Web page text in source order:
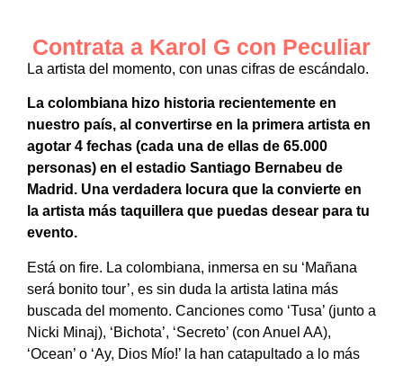
Contrata a Karol G con Peculiar
La artista del momento, con unas cifras de escándalo.
La colombiana hizo historia recientemente en
nuestro país, al convertirse en la primera artista en
agotar 4 fechas (cada una de ellas de 65.000
personas) en el estadio Santiago Bernabeu de
Madrid. Una verdadera locura que la convierte en
la artista más taquillera que puedas desear para tu
evento.
Está on fire. La colombiana, inmersa en su ‘Mañana
será bonito tour’, es sin duda la artista latina más
buscada del momento. Canciones como ‘Tusa’ (junto a
Nicki Minaj), ‘Bichota’, ‘Secreto’ (con Anuel AA),
‘Ocean’ o ‘Ay, Dios Mío!’ la han catapultado a lo más